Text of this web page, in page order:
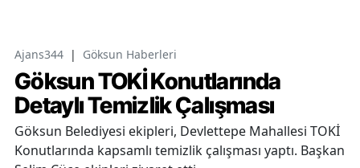
Ajans344 | Göksun Haberleri
Göksun TOKİ Konutlarında
Detaylı Temizlik Çalışması
Göksun Belediyesi ekipleri, Devlettepe Mahallesi TOKİ
Konutlarında kapsamlı temizlik çalışması yaptı. Başkan